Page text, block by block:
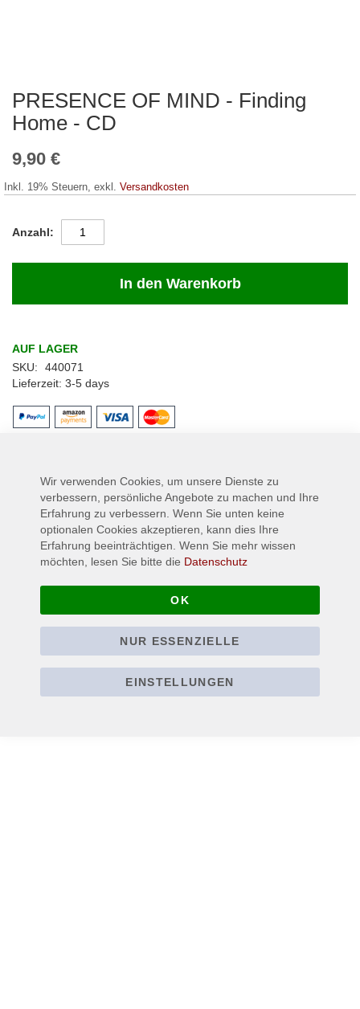
PRESENCE OF MIND - Finding
Home - CD
9,90 €
Inkl. 19% Steuern, exkl. Versandkosten
Anzahl
In den Warenkorb
AUF LAGER
SKU
440071
Lieferzeit 3-5 days
Zum
der
springen
Informationen
PRESENCE OF MIND
3-5 days
Wir verwenden Cookies, um unsere Dienste zu
verbessern, persönliche Angebote zu machen und Ihre
Erfahrung zu verbessern. Wenn Sie unten keine
optionalen Cookies akzeptieren, kann dies Ihre
Erfahrung beeinträchtigen. Wenn Sie mehr wissen
möchten, lesen Sie bitte die Datenschutz
OK
NUR ESSENZIELLE
EINSTELLUNGEN